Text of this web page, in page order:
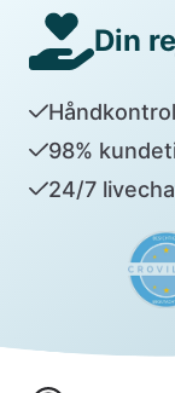
Din
98%
24/7